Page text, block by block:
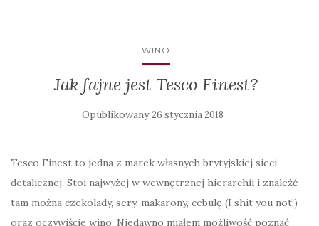
WINO
Jak fajne jest Tesco Finest?
Opublikowany26 stycznia 2018
Tesco Finest to jedna z marek własnych brytyjskiej sieci
detalicznej. Stoi najwyżej w wewnętrznej hierarchii i znaleźć
tam można czekolady, sery, makarony, cebulę (I shit you not!)
oraz oczywiście wino. Niedawno miałem możliwość poznać